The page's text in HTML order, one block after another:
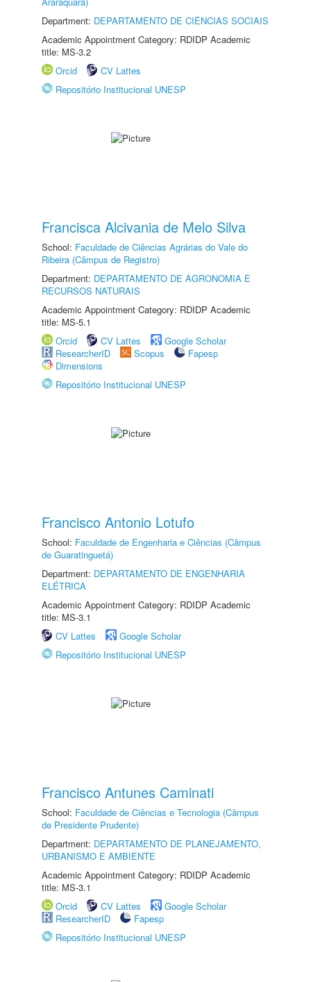
Department: DEPARTAMENTO DE CIÊNCIAS SOCIAIS
Academic Appointment Category: RDIDP Academic
title: MS-3.2
Orcid
CV Lattes
Repositório Institucional UNESP
Francisca Alcivania de Melo Silva
School: Faculdade de Ciências Agrárias do Vale do
Ribeira (Câmpus de Registro)
Department: DEPARTAMENTO DE AGRONOMIA E
RECURSOS NATURAIS
Academic Appointment Category: RDIDP Academic
title: MS-5.1
Orcid
CV Lattes
Google Scholar
ResearcherID
Scopus
Fapesp
Dimensions
Repositório Institucional UNESP
Francisco Antonio Lotufo
School: Faculdade de Engenharia e Ciências (Câmpus
de Guaratinguetá)
Department: DEPARTAMENTO DE ENGENHARIA
ELÉTRICA
Academic Appointment Category: RDIDP Academic
title: MS-3.1
CV Lattes
Google Scholar
Repositório Institucional UNESP
Francisco Antunes Caminati
School: Faculdade de Ciências e Tecnologia (Câmpus
de Presidente Prudente)
Department: DEPARTAMENTO DE PLANEJAMENTO,
URBANISMO E AMBIENTE
Academic Appointment Category: RDIDP Academic
title: MS-3.1
Orcid
CV Lattes
Google Scholar
ResearcherID
Fapesp
Repositório Institucional UNESP